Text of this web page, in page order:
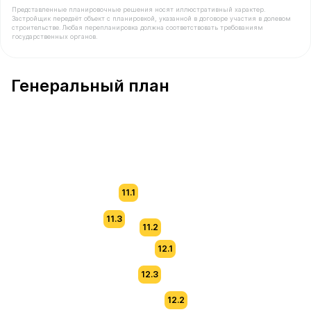
Представленные планировочные решения носят иллюстративный характер.
Застройщик передаёт объект с планировкой, указанной в договоре участия в долевом
строительстве. Любая перепланировка должна соответствовать требованиям
государственных органов.
Генеральный план
11.3
11.1
11.2
12.1
12.2
12.3